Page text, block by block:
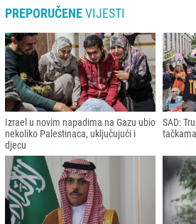
PREPORUČENEVIJESTI
Izrael u novim napadima na Gazu ubio
nekoliko Palestinaca, uključujući i
djecu
SAD: